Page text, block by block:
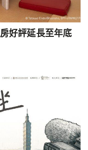
好評延長至年底